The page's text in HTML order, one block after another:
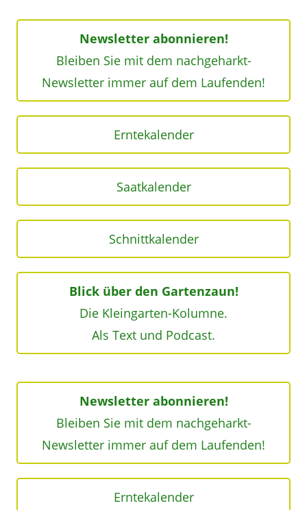
Newsletter abonnieren!
Bleiben Sie mit dem nachgeharkt-
Newsletter immer auf dem Laufenden!
Erntekalender
Saatkalender
Schnittkalender
Blick über den Gartenzaun!
Die Kleingarten-Kolumne.
Als Text und Podcast.
Newsletter abonnieren!
Bleiben Sie mit dem nachgeharkt-
Newsletter immer auf dem Laufenden!
Erntekalender